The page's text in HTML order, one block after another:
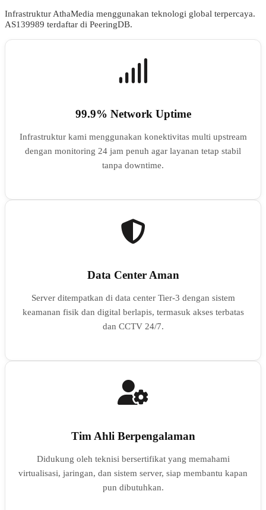
Infrastruktur AthaMedia menggunakan teknologi global terpercaya.
AS139989 terdaftar di PeeringDB.
99.9% Network Uptime
Infrastruktur kami menggunakan konektivitas multi upstream
dengan monitoring 24 jam penuh agar layanan tetap stabil
tanpa downtime.
Data Center Aman
Server ditempatkan di data center Tier-3 dengan sistem
keamanan fisik dan digital berlapis, termasuk akses terbatas
dan CCTV 24/7.
Tim Ahli Berpengalaman
Didukung oleh teknisi bersertifikat yang memahami
virtualisasi, jaringan, dan sistem server, siap membantu kapan
pun dibutuhkan.